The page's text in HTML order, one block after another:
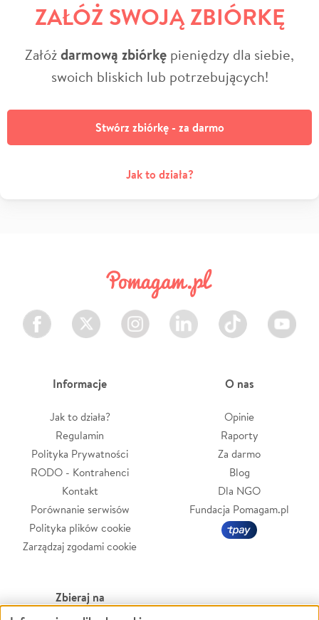
ZAŁÓŻ SWOJĄ ZBIÓRKĘ
Załóżdarmową zbiórkę pieniędzy dla siebie,
swoich bliskich lub potrzebujących!
Stwórz zbiórkę - za darmo
Jak to działa?
Facebook Twitter Instagram LinkedIn TikTok Youtube
Informacje
Jak to działa?
Regulamin
Polityka Prywatności
RODO - Kontrahenci
Kontakt
Porównanie serwisów
Polityka plików cookie
Zarządzaj zgodami cookie
O nas
Opinie
Raporty
Za darmo
Blog
Dla NGO
Fundacja Pomagam.pl
Zbieraj na